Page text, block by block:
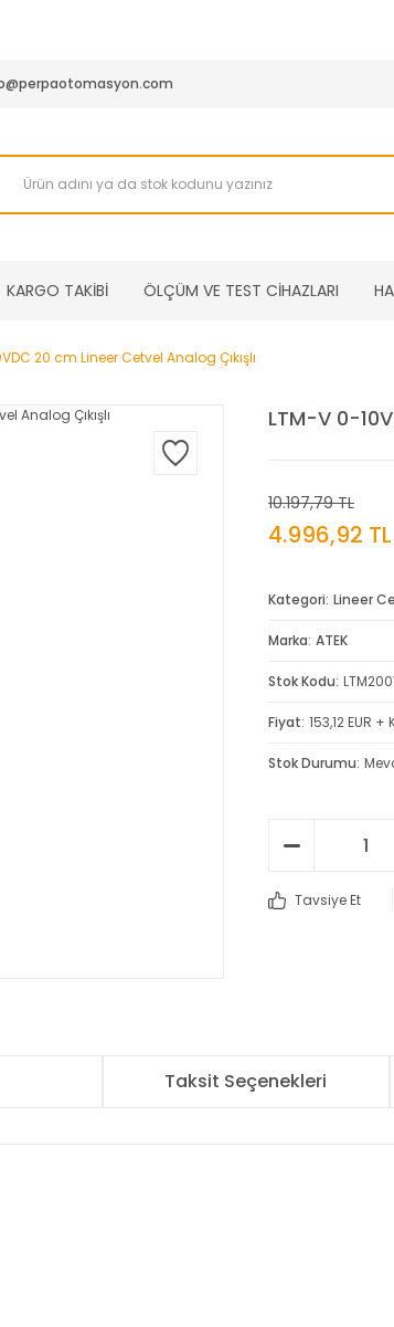
KARGO TAKİBİ ÖLÇÜM VE TEST CİHAZLARI
20 cm Lineer Cetvel Analog Çıkışlı
LTM-V 0-
10.197,79 TL
4.996,92 TL
Kategori Lineer
Marka ATEK
Stok Kodu
Fiyat 153,12 EUR +
Stok Durumu
Tavsiye Et
Taksit Seçenekleri